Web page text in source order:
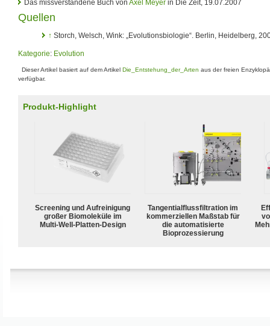
Das missverstandene Buch von Axel Meyer in Die Zeit, 19.07.2007
Quellen
↑ Storch, Welsch, Wink: „Evolutionsbiologie“. Berlin, Heidelberg,
Kategorie: Evolution
Dieser Artikel basiert auf dem Artikel Die_Entstehung_der_Arten aus der freien
verfügbar.
Produkt-Highlight
Screening und Aufreinigung
großer Biomoleküle im
Multi-Well-Platten-Design
Tangentialflussfiltration im
kommerziellen Maßstab für
die automatisierte
Bioprozessierung